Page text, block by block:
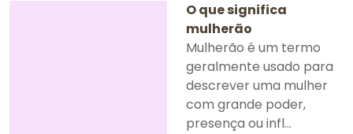
O que significa
mulherão
Mulherão é um termo
geralmente usado para
descrever uma mulher
com grande poder,
presença ou infl...